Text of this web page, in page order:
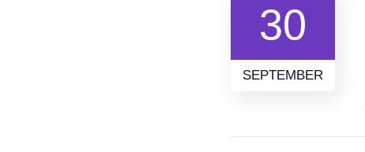
30
SEPTEMBER